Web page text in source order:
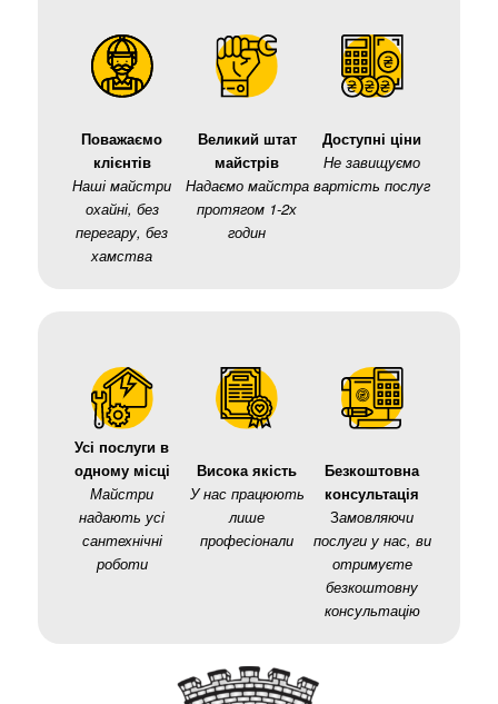
Поважаємо
клієнтів
Наші майстри
охайні, без
перегару, без
хамства
Великий штат
майстрів
Надаємо майстра
протягом 1-2х
годин
Доступні ціни
Не завищуємо
вартість послуг
Усі послуги в
одному місці
Майстри
надають усі
сантехнічні
роботи
Висока якість
У нас працюють
лише
професіонали
Безкоштовна
консультація
Замовляючи
послуги у нас, ви
отримуєте
безкоштовну
консультацію